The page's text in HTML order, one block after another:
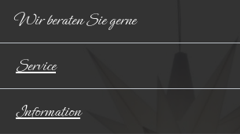
Wir beraten Sie gerne
Service
Information